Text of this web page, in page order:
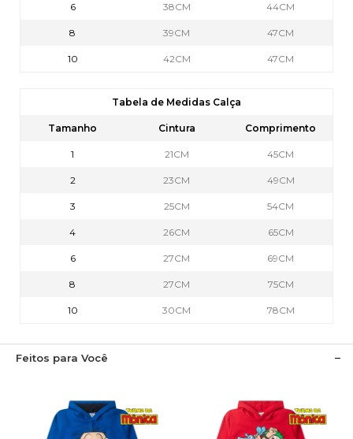
6 38CM 44CM
8 39CM 47CM
10 42CM 47CM
Tabela de Medidas Calça
Tamanho Cintura Comprimento
1 21CM 45CM
2 23CM 49CM
3 25CM 54CM
4 26CM 65CM
6 27CM 69CM
8 27CM 75CM
10 30CM 78CM
Feitos para Você